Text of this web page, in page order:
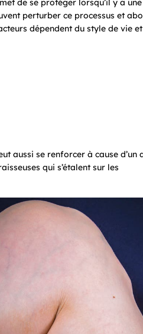
de se protéger lorsqu’il y a
perturber ce processus et
dépendent du style de vie et
aussi se renforcer à cause d’un
qui s’étalent sur les